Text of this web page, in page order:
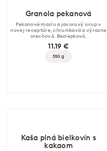
Granola pekanová
Pekanové maslo a javorový sirup v
novej receptúre, chrumkavá a výrazne
orechová. Bezlepková.
11.19 €
350 g
Kaša plná bielkovín s
kakaom